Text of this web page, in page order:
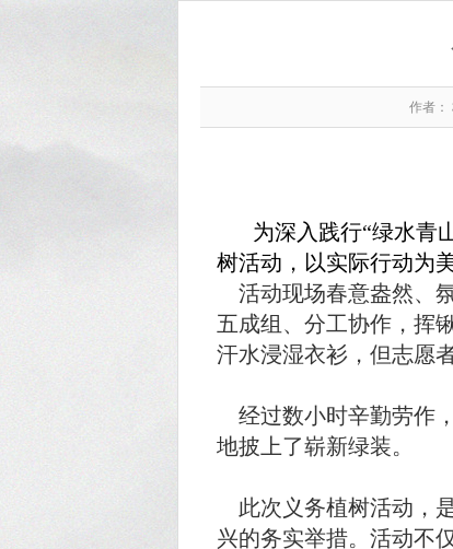
作者：
为深入践行“绿水青
树活动，以实际行动为
活动现场春意盎然、
五成组、分工协作，挥
汗水浸湿衣衫，但志愿
经过数小时辛勤劳作
地披上了崭新绿装。
此次义务植树活动，
兴的务实举措。活动不